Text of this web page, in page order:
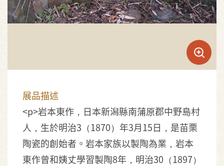
展品描述
<p>岩本東作，日本新潟縣南蒲原郡中野島村
人，生於明治3（1870）年3月15日，是苗栗
陶瓷的創始者。岩本家族以製陶為業，岩本
東作曾和姨丈學習製陶8年，明治30（1897）